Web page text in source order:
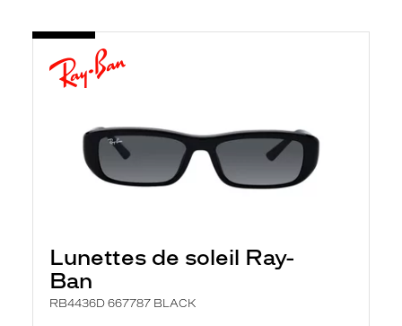
Lunettes de soleil Ray-
Ban
RB4436D 667787 BLACK